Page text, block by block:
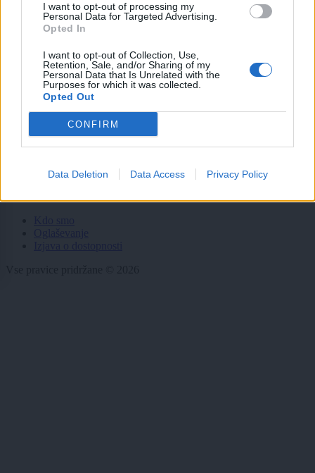
I want to opt-out of processing my
Personal Data for Targeted Advertising.
Opted In
I want to opt-out of Collection, Use,
Retention, Sale, and/or Sharing of my
Personal Data that Is Unrelated with the
Purposes for which it was collected.
Opted Out
CONFIRM
Data Deletion Data Access Privacy Policy
Kronika
Zdravje
Šport
Scena
Zadnje novice
Rubrike
Dogodki
Igre